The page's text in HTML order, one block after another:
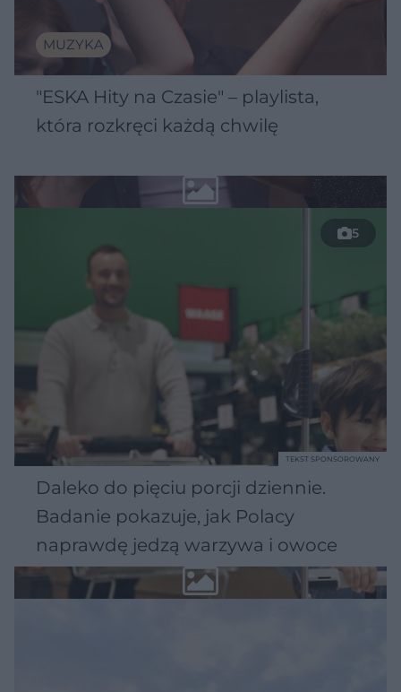
MUZYKA
"ESKA Hity na Czasie" – playlista,
która rozkręci każdą chwilę
5
Daleko do pięciu porcji dziennie.
Badanie pokazuje, jak Polacy
naprawdę jedzą warzywa i owoce
TEKST SPONSOROWANY